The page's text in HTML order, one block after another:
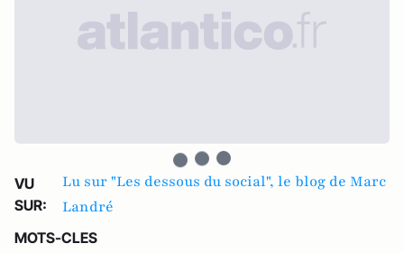
VU
SUR:
Lu sur "Les dessous du social", le blog de Marc
Landré
MOTS-CLES